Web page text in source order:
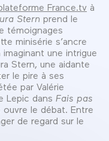
France.tv à
Stern prend le
témoignages
minisérie s’ancre
une intrigue
Stern, une aidante
le pire à ses
par Valérie
Lepic dans Fais pas
ouvre le débat. Entre
de regard sur le